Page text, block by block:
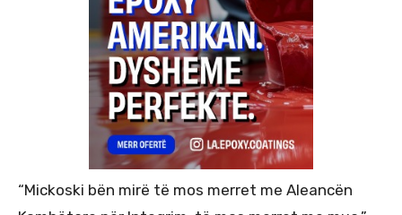
“Mickoski bën mirë të mos merret me Aleancën